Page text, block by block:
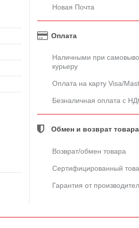
Новая Почта
Оплата
Наличными при
курьеру
Оплата на карту Visa/
Безналичная оплата с
Обмен и возврат товара
Возврат/обмен товара
Сертифицированный
Гарантия от